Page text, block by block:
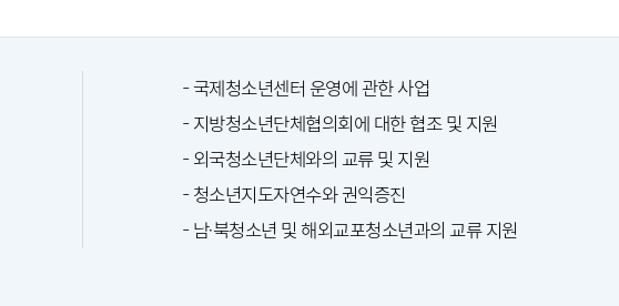
- 국제청소년센터 운영에 관한 사업
- 지방청소년단체협의회에 대한 협조 및 지원
- 외국청소년단체와의 교류 및 지원
- 청소년지도자연수와 권익증진
- 남·북청소년 및 해외교포청소년과의 교류 지원